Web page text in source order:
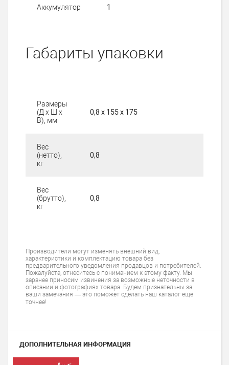
Аккумулятор 1
Габариты упаковки
Размеры
(Д х Ш х
В), мм
0,8 х 155 х 175
Вес
(нетто),
кг
0,8
Вес
(брутто),
кг
0,8
Производители могут изменять внешний вид,
характеристики и комплектацию товара без
предварительного уведомления продавцов и потребителей.
Пожалуйста, отнеситесь с пониманием к этому факту. Мы
заранее приносим извинения за возможные неточности в
описании и фотографиях товара. Будем признательны за
ваши замечания — это поможет сделать наш каталог еще
точнее!
ДОПОЛНИТЕЛЬНАЯ ИНФОРМАЦИЯ